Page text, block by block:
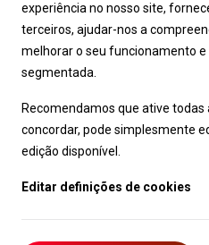
experiência no nosso site,
terceiros, ajudar-nos a
melhorar o seu funcionamento
segmentada.
Recomendamos que ative todas
concordar, pode simplesmente
edição disponível.
Editar definições de cookies